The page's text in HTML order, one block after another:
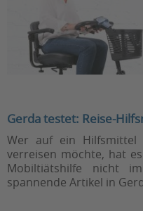
Gerda testet: Reise-
Wer auf ein Hilfsmittel
verreisen möchte, hat
Mobiltiätshilfe nicht
spannende Artikel in